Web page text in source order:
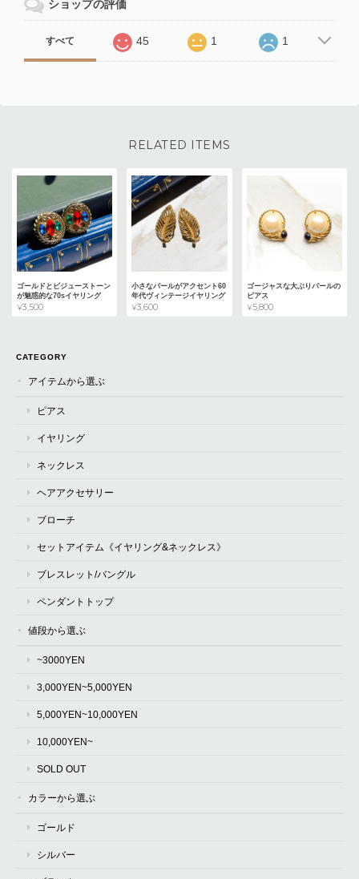
ショップの評価
すべて 45 1 1
RELATED ITEMS
ゴールドとビジューストーン
が魅惑的な70sイヤリング
¥3,500
小さなパールがアクセント60
年代ヴィンテージイヤリング
¥3,600
ゴージャスな大ぶりパールの
ピアス
¥5,800
CATEGORY
アイテムから選ぶ
ピアス
イヤリング
ネックレス
ヘアアクセサリー
ブローチ
セットアイテム《イヤリング&ネックレス》
ブレスレット/バングル
ペンダントトップ
値段から選ぶ
~3000YEN
3,000YEN~5,000YEN
5,000YEN~10,000YEN
10,000YEN~
SOLD OUT
カラーから選ぶ
ゴールド
シルバー